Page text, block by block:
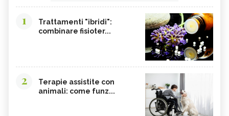
1
Trattamenti "ibridi":
combinare fisioter...
2
Terapie assistite con
animali: come funz...